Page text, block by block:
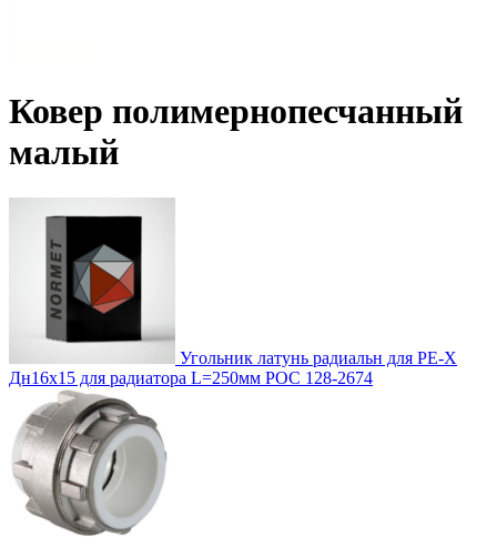
Ковер полимернопесчанный
малый
Угольник латунь радиальн для PE-X
Дн16х15 для радиатора L=250мм РОС 128-2674